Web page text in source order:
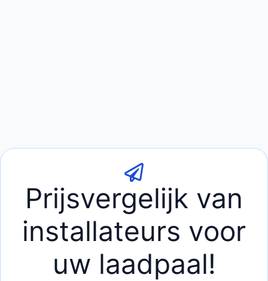
Prijsvergelijk van
installateurs voor
uw laadpaal!